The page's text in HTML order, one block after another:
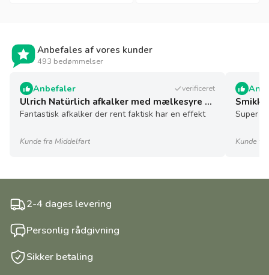
Anbefales af vores kunder
493 bedømmelser
Anbefaler verificeret
Ulrich Natürlich afkalker med mælkesyre - 5 l - økologisk
Fantastisk afkalker der rent faktisk har en effekt
Kunde fra Middelfart
Super
Kunde
2-4 dages levering
Personlig rådgivning
Sikker betaling